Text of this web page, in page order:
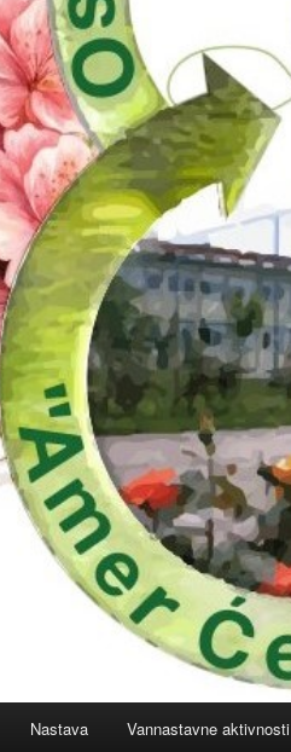
Nastava Vannastavne aktivnosti